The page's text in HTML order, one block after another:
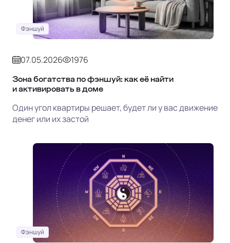
Фэншуй
07.05.2026 1976
Зона богатства по фэншуй: как её найти
и активировать в доме
Один угол квартиры решает, будет ли у вас движение
денег или их застой
Фэншуй